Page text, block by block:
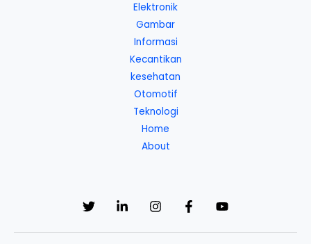
Elektronik
Gambar
Informasi
Kecantikan
kesehatan
Otomotif
Teknologi
Home
About